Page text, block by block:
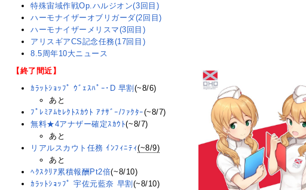
特殊宙域作戦Op.ハルジオン(3回目)
ハーモナイザーオブリガーダ(2回目)
ハーモナイザーメリスマ(3回目)
アリスギアCS記念任務(17回目)
8.5周年10大ニュース
【終了間近】
ｶﾗｯﾄｼｮｯﾌﾟ ｳﾞｪｽﾊﾟｰ･D 早割(~8/6)
あと
ﾌﾟﾚﾐｱﾑｾﾚｸﾄｽｶｳﾄ ｱﾅｻﾞｰ/ﾌｧｸﾀｰ(~8/7)
無料★4アナザー確定ｽｶｳﾄ(~8/7)
あと
リアルスカウト任務 ｲﾝﾌｨﾆﾃｨ(~8/9)
あと
ﾍｸｽｸﾘｱ累積報酬Pt2倍(~8/10)
ｶﾗｯﾄｼｮｯﾌﾟ 宇佐元藍奈 早割(~8/10)